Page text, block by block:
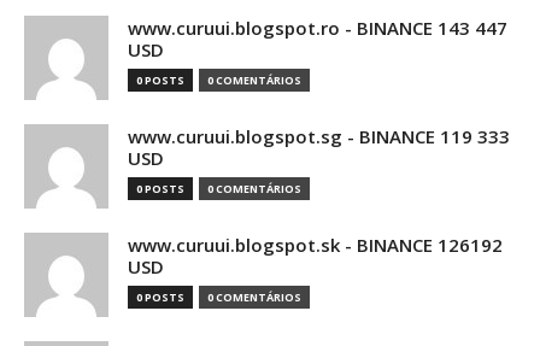
www.curuui.blogspot.ro - BINANCE 143 447
USD
0 POSTS 0 COMENTÁRIOS
www.curuui.blogspot.sg - BINANCE 119 333
USD
0 POSTS 0 COMENTÁRIOS
www.curuui.blogspot.sk - BINANCE 126192
USD
0 POSTS 0 COMENTÁRIOS